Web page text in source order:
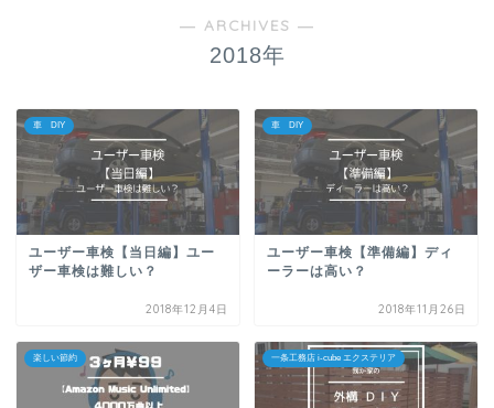
― ARCHIVES ―
2018年
車 DIY
ユーザー車検【当日編】ユー
ザー車検は難しい？
2018年12月4日
車 DIY
ユーザー車検【準備編】ディ
ーラーは高い？
2018年11月26日
楽しい節約 一条工務店 i-cube エクステリア